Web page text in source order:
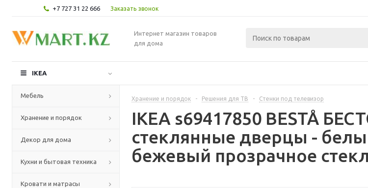
+7 727 31 22 666 Заказать звонок
Интернет магазин товаров
для дома
IKEA
Мебель
Хранение и порядок
Декор для дома
Кухни и бытовая техника
Кровати и матрасы
Хранение и порядок - Решения для ТВ - Стенки под телевизор
IKEA s69417850 BESTÅ
стеклянные дверцы -
бежевый прозрачное